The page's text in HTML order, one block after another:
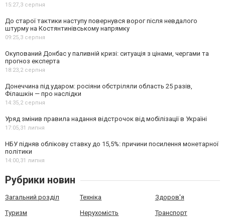
15:27,3 серпня
До старої тактики наступу повернувся ворог після невдалого
штурму на Костянтинівському напрямку
09:25,3 серпня
Окупований Донбас у паливній кризі: ситуація з цінами, чергами та
прогноз експерта
18:23,2 серпня
Донеччина під ударом: росіяни обстріляли область 25 разів,
Філашкін — про наслідки
14:35,2 серпня
Уряд змінив правила надання відстрочок від мобілізації в Україні
17:05,31 липня
НБУ підняв облікову ставку до 15,5%: причини посилення монетарної
політики
14:00,31 липня
Рубрики новин
Загальний розділ Техніка Здоров'я
Туризм Нерухомість Транспорт